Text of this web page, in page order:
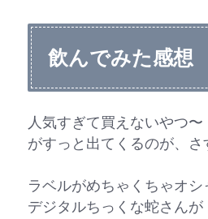
飲んでみた感想
人気すぎて買えないやつ〜
がすっと出てくるのが、
ラベルがめちゃくちゃオシ
デジタルちっくな蛇さん